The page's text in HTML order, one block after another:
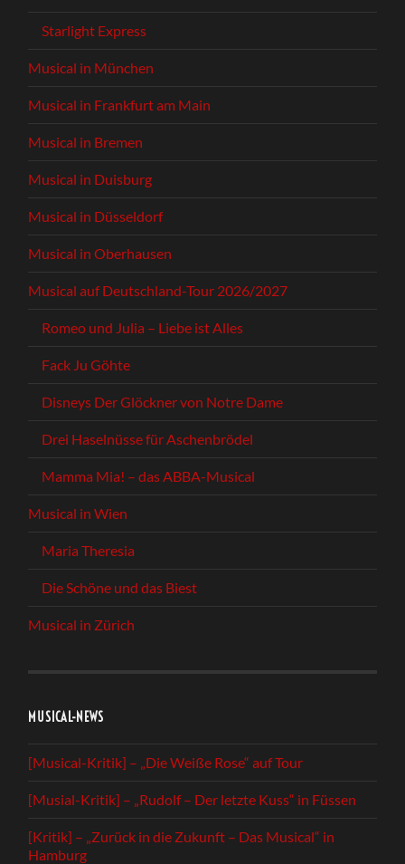
Starlight Express
Musical in München
Musical in Frankfurt am Main
Musical in Bremen
Musical in Duisburg
Musical in Düsseldorf
Musical in Oberhausen
Musical auf Deutschland-Tour 2026/2027
Romeo und Julia – Liebe ist Alles
Fack Ju Göhte
Disneys Der Glöckner von Notre Dame
Drei Haselnüsse für Aschenbrödel
Mamma Mia! – das ABBA-Musical
Musical in Wien
Maria Theresia
Die Schöne und das Biest
Musical in Zürich
MUSICAL-NEWS
[Musical-Kritik] – „Die Weiße Rose“ auf Tour
[Musial-Kritik] – „Rudolf – Der letzte Kuss“ in Füssen
[Kritik] – „Zurück in die Zukunft – Das Musical“ in
Hamburg